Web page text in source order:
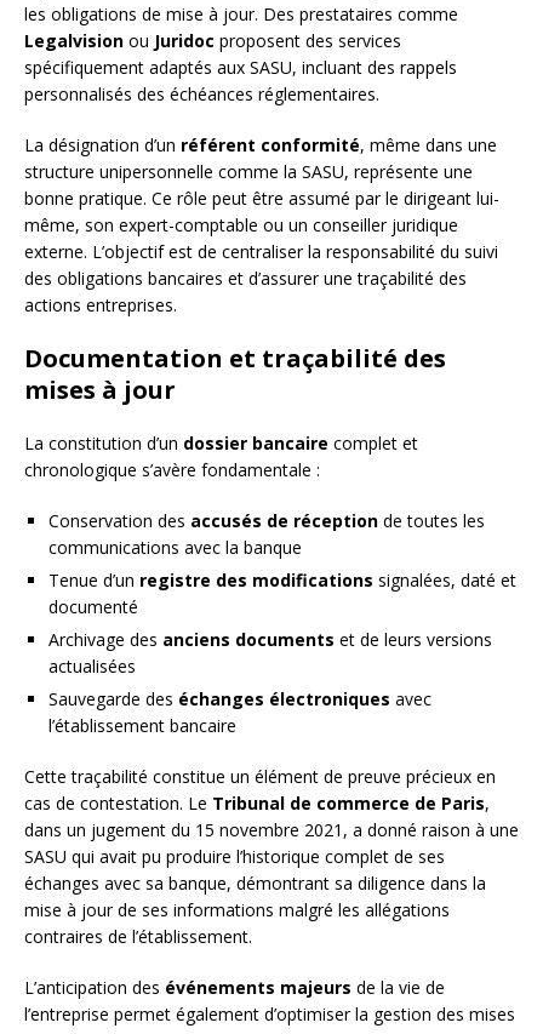
les obligations de mise à jour. Des prestataires comme
Legalvision ou Juridoc proposent des services
spécifiquement adaptés aux SASU, incluant des rappels
personnalisés des échéances réglementaires.
La désignation d’un référent conformité, même dans une
structure unipersonnelle comme la SASU, représente une
bonne pratique. Ce rôle peut être assumé par le dirigeant lui-
même, son expert-comptable ou un conseiller juridique
externe. L’objectif est de centraliser la responsabilité du suivi
des obligations bancaires et d’assurer une traçabilité des
actions entreprises.
Documentation et traçabilité des
mises à jour
La constitution d’un dossier bancaire complet et
chronologique s’avère fondamentale :
Conservation des accusés de réception de toutes les
communications avec la banque
Tenue d’un registre des modifications signalées, daté et
documenté
Archivage des anciens documents et de leurs versions
actualisées
Sauvegarde des échanges électroniques avec
l’établissement bancaire
Cette traçabilité constitue un élément de preuve précieux en
cas de contestation. Le Tribunal de commerce de Paris,
dans un jugement du 15 novembre 2021, a donné raison à une
SASU qui avait pu produire l’historique complet de ses
échanges avec sa banque, démontrant sa diligence dans la
mise à jour de ses informations malgré les allégations
contraires de l’établissement.
L’anticipation des événements majeurs de la vie de
l’entreprise permet également d’optimiser la gestion des mises